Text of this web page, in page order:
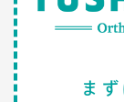
ま